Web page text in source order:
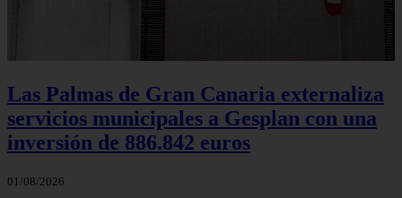
Las Palmas de Gran Canaria externaliza
servicios municipales a Gesplan con una
inversión de 886.842 euros
01/08/2026